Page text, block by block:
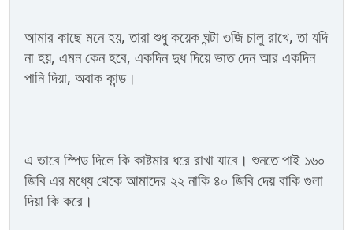
আমার কাছে মনে হয়, তারা শুধু কয়েক ঘন্টা ৩জি চালু রাখে, তা যদি
না হয়, এমন কেন হবে, একদিন দুধ দিয়ে ভাত দেন আর একদিন
পানি দিয়া, অবাক কান্ড।
এ ভাবে স্পিড দিলে কি কাষ্টমার ধরে রাখা যাবে। শুনতে পাই ১৬০
জিবি এর মধ্যে থেকে আমাদের ২২ নাকি ৪০ জিবি দেয় বাকি গুলা
দিয়া কি করে।